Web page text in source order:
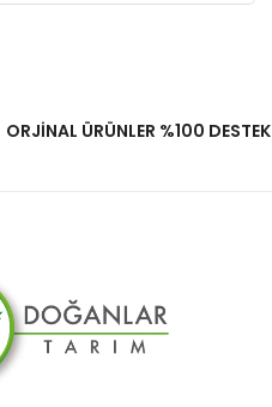
ORJİNAL ÜRÜNLER %100 DESTEK